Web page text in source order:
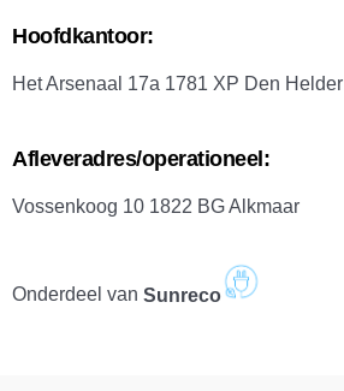
Hoofdkantoor:
Het Arsenaal 17a 1781 XP Den Helder
Afleveradres/operationeel:
Vossenkoog 10 1822 BG Alkmaar
Onderdeel van Sunreco